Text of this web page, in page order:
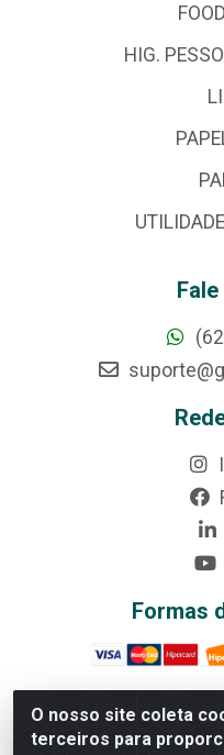
O nosso site coleta
terceiros para
HIG.
Formas
Rede Brasil - Avenida